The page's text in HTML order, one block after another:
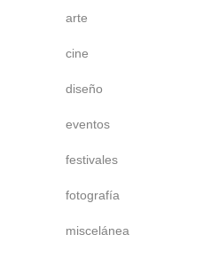
arte
cine
diseño
eventos
festivales
fotografía
miscelánea